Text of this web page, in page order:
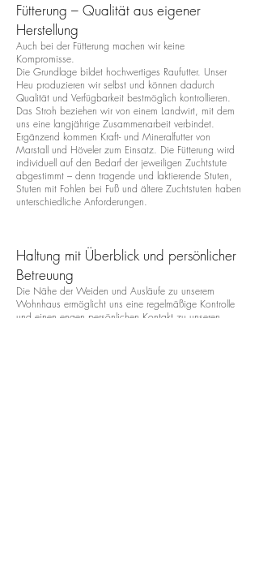
Fütterung – Qualität aus eigener
Herstellung
Auch bei der Fütterung machen wir keine
Kompromisse.
Die Grundlage bildet hochwertiges Raufutter. Unser
Heu produzieren wir selbst und können dadurch
Qualität und Verfügbarkeit bestmöglich kontrollieren.
Das Stroh beziehen wir von einem Landwirt, mit dem
uns eine langjährige Zusammenarbeit verbindet.
Ergänzend kommen Kraft- und Mineralfutter von
Marstall und Höveler zum Einsatz. Die Fütterung wird
individuell auf den Bedarf der jeweiligen Zuchtstute
abgestimmt – denn tragende und laktierende Stuten,
Stuten mit Fohlen bei Fuß und ältere Zuchtstuten haben
unterschiedliche Anforderungen.
Haltung mit Überblick und persönlicher
Betreuung
Die Nähe der Weiden und Ausläufe zu unserem
Wohnhaus ermöglicht uns eine regelmäßige Kontrolle
und einen engen persönlichen Kontakt zu unseren